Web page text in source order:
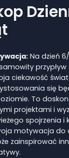
Na dzień
przypływ
ciekawość
się
To
projektami i
spojrzenia i
motywacja do
zainspirować